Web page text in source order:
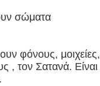
σώματα
φόνους, μοιχείες,
, τον Σατανά. Είναι